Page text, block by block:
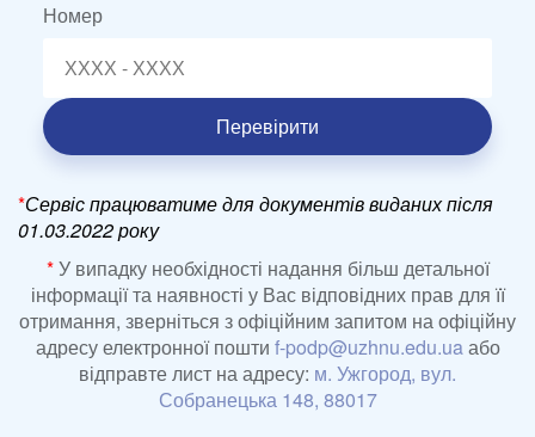
Номер
Перевірити
*Сервіс працюватиме для документів виданих після
01.03.2022 року
*У випадку необхідності надання більш детальної
інформації та наявності у Вас відповідних прав для її
отримання, зверніться з офіційним запитом на офіційну
адресу електронної пошти f-podp@uzhnu.edu.uaабо
відправте лист на адресу: м. Ужгород, вул.
Собранецька 148, 88017